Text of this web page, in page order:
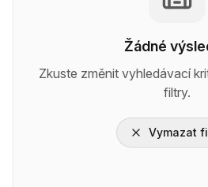
Žádné
Zkuste změnit vyhledávací
filtry.
Vymazat